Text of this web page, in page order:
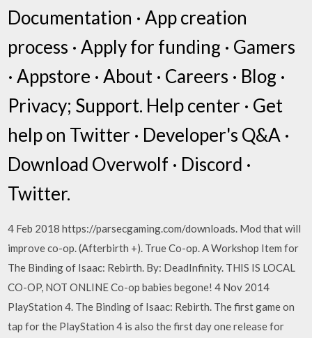
Documentation · App creation
process · Apply for funding · Gamers
· Appstore · About · Careers · Blog ·
Privacy; Support. Help center · Get
help on Twitter · Developer's Q&A ·
Download Overwolf · Discord ·
Twitter.
4 Feb 2018 https://parsecgaming.com/downloads. Mod that will
improve co-op. (Afterbirth +). True Co-op. A Workshop Item for
The Binding of Isaac: Rebirth. By: DeadInfinity. THIS IS LOCAL
CO-OP, NOT ONLINE Co-op babies begone! 4 Nov 2014
PlayStation 4. The Binding of Isaac: Rebirth. The first game on
tap for the PlayStation 4 is also the first day one release for